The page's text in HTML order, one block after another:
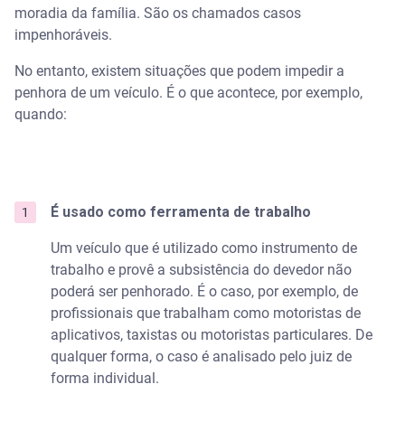
moradia da família. São os chamados casos
impenhoráveis.
No entanto, existem situações que podem impedir a
penhora de um veículo. É o que acontece, por exemplo,
quando:
É usado como ferramenta de trabalho
Um veículo que é utilizado como instrumento de
trabalho e provê a subsistência do devedor não
poderá ser penhorado. É o caso, por exemplo, de
profissionais que trabalham como motoristas de
aplicativos, taxistas ou motoristas particulares. De
qualquer forma, o caso é analisado pelo juiz de
forma individual.